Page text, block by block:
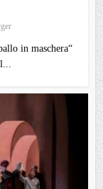
in maschera“